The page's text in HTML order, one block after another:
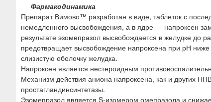
Фармакодинамика
Препарат Вимово™ разработан в виде, таблеток с
немедленного высвобождения, а в ядре — напроксен
результате эзомепразол высвобождается в желудке до
предотвращает высвобождение напроксена при рН ниже
слизистую оболочку желудка.
Напроксен является нестероидным
Механизм действия аниона напроксена, как и других
простагландинсинтетазы.
Эзомепразол является S-изомером омепразола и